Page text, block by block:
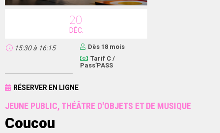
20
DÉC.
15:30à 16:15
Dès 18 mois
Tarif C /
Pass’PASS
RÉSERVER EN LIGNE
JEUNE PUBLIC, THÉÂTRE D'OBJETS ET DE MUSIQUE
Coucou